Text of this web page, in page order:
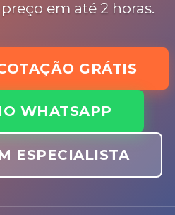
em até 2 horas.
GRÁTIS
WHATSAPP
ESPECIALISTA